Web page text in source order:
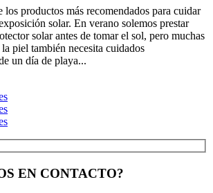
los productos más recomendados para cuidar
solar. En verano solemos prestar
solar antes de tomar el sol, pero muchas
piel también necesita cuidados
un día de playa...
EN CONTACTO?